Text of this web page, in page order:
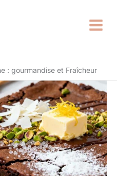
: gourmandise et Fraîcheur